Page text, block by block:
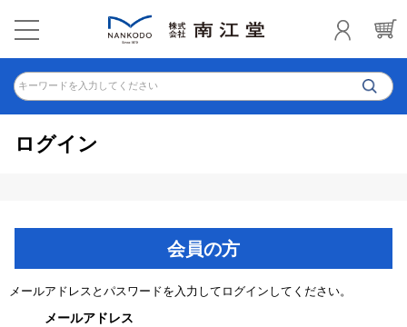
キーワードを入力してください
ログイン
会員の方
メールアドレスとパスワードを入力してログインしてください。
メールアドレス